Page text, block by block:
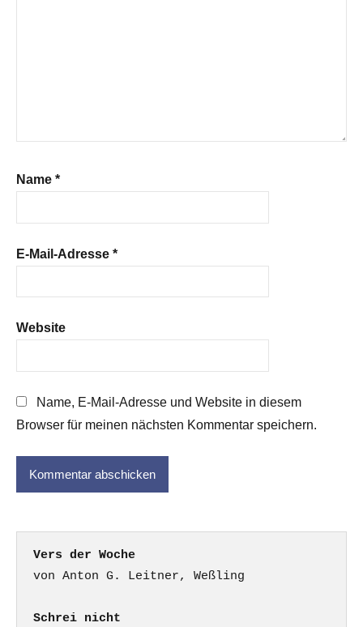
Name *
E-Mail-Adresse *
Website
Name, E-Mail-Adresse und Website in diesem
Browser für meinen nächsten Kommentar speichern.
Vers der Woche
Schrei nicht